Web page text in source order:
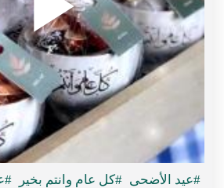
#عيد الأضحى #كل عام وانتم بخير